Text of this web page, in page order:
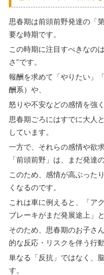
思春期は前頭前野発達の「
要な時期です。
この時期に注目すべきなの
さ”です。
報酬を求めて「やりたい」
酬系）や、
怒りや不安などの感情を強
思春期ごろにはすでに大人
しています。
一方で、それらの感情や欲
「前頭前野」は、まだ発達
このため、感情が高ぶった
くなるのです。
これは車に例えると、「ア
ブレーキがまだ発展途上」
そのため、思春期のお子さ
的な反応・リスクを伴う行動
単なる「反抗」ではなく、
す。